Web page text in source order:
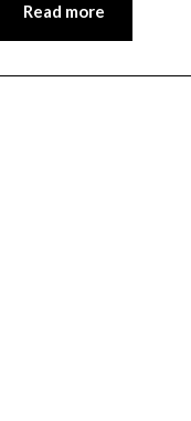
Read more